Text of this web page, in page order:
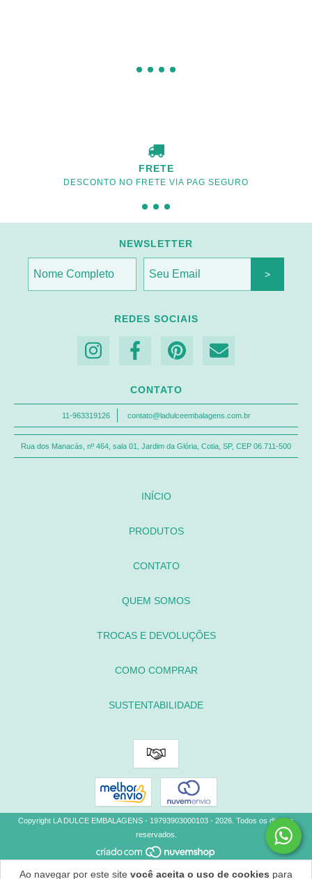
Ao navegar por este site você aceita o uso de cookies para
FRETE
DESCONTO NO FRETE VIA PAG SEGURO
NEWSLETTER
REDES SOCIAIS
CONTATO
11-963319126 contato@ladulceembalagens.com.br
Rua dos Manacás, nº 464, sala 01, Jardim da Glória, Cotia, SP, CEP 06.711-500
INÍCIO
PRODUTOS
CONTATO
QUEM SOMOS
TROCAS E DEVOLUÇÕES
COMO COMPRAR
SUSTENTABILIDADE
Copyright LA DULCE EMBALAGENS - 19793903000103 - 2026. Todos os direitos
reservados.